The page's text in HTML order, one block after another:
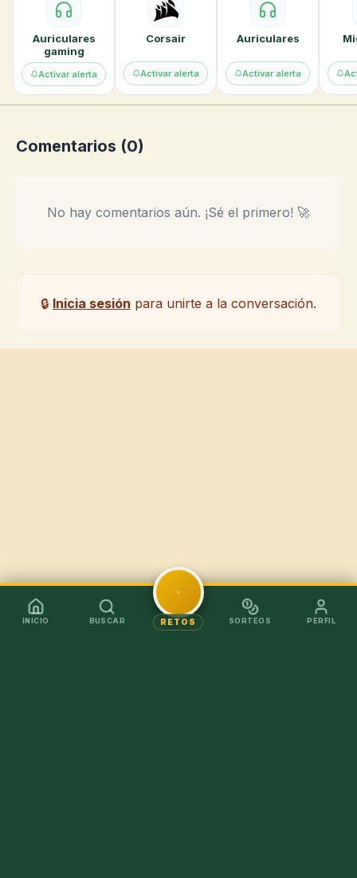
Auriculares
gaming
Activar alerta
Corsair
Activar alerta
Auriculares
Activar alerta
Comentarios (0)
No hay comentarios aún. ¡Sé el primero! 🚀
🔒 Inicia sesión para unirte a la conversación.
INICIO BUSCAR RETOS SORTEOS PERFIL